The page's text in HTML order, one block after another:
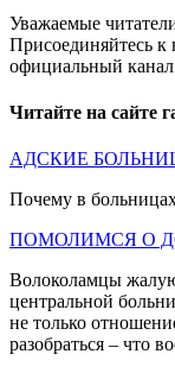
Уважаемые
Присоединяйтесь к
официальный
Читайте на сайте
АДСКИЕ
Почему в
ПОМОЛИМСЯ О
Волоколамцы
центральной
не только
разобраться – что